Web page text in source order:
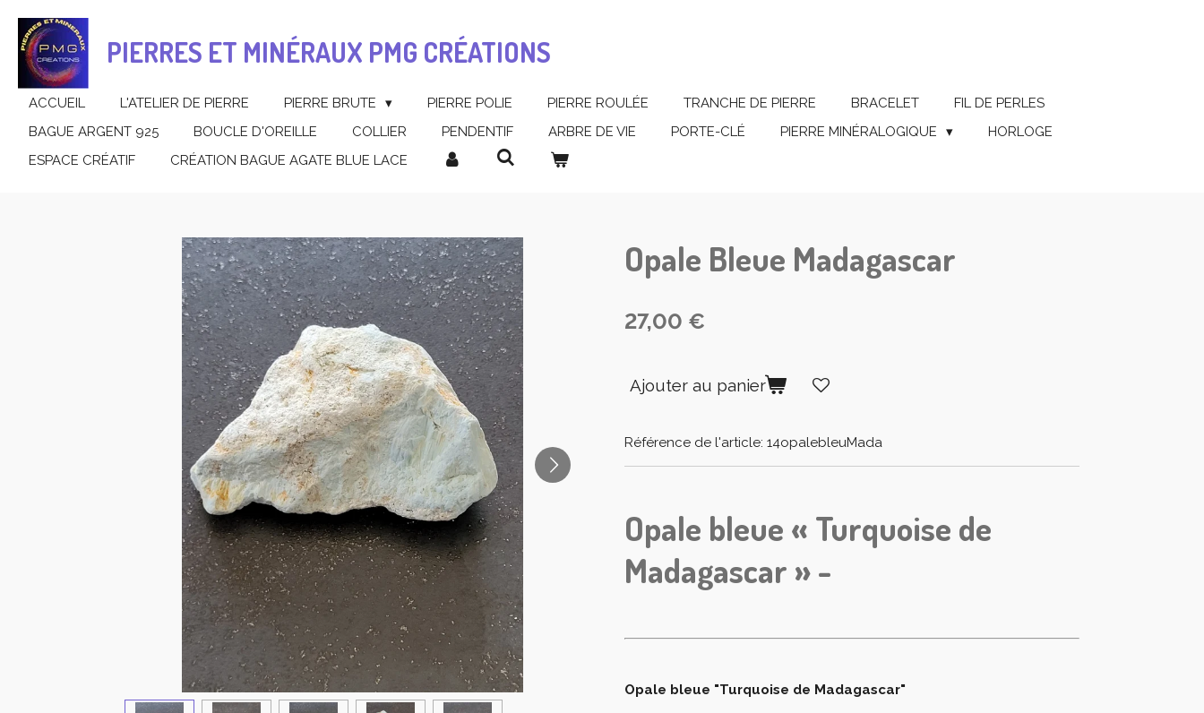
Passer
au
contenu
principal
PIERRES ET MINÉRAUX PMG CRÉATIONS
ACCUEIL L'ATELIER DE PIERRE PIERRE BRUTE PIERRE POLIE PIERRE ROULÉE TRANCHE DE PIERRE BRACELET
FIL DE PERLES
BAGUE ARGENT 925
BOUCLE D'OREILLE COLLIER PENDENTIF ARBRE DE VIE PORTE-CLÉ PIERRE MINÉRALOGIQUE
HORLOGE
ESPACE CRÉATIF
CRÉATION BAGUE AGATE BLUE LACE
Opale Bleue Madagascar
27,00 €
Ajouter au panier
Référence de l'article: 14opalebleuMada
Opale bleue « Turquoise de
Madagascar » -
Opale bleue "Turquoise de Madagascar"